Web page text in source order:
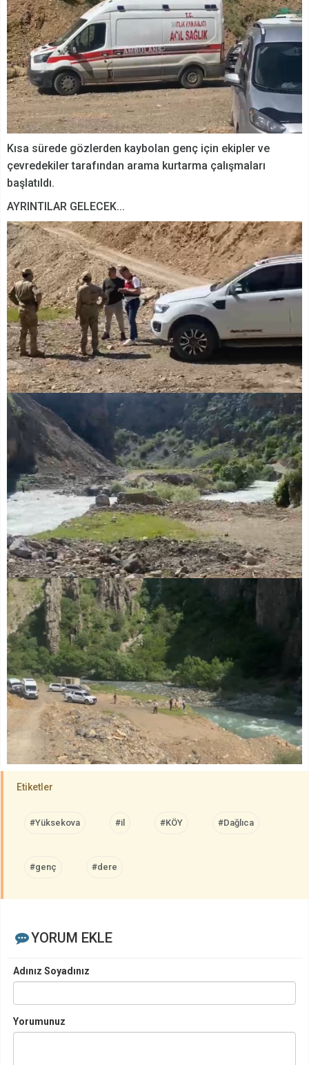
Kısa sürede gözlerden kaybolan genç için ekipler ve
çevredekiler tarafından arama kurtarma çalışmaları
başlatıldı.
AYRINTILAR GELECEK...
Etiketler
#Yüksekova #il #KÖY #Dağlıca
#genç #dere
YORUM EKLE
Adınız Soyadınız
Yorumunuz